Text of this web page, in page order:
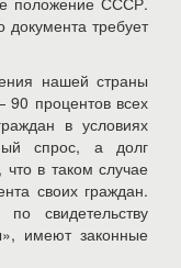
требует
нашей страны
процентов всех
в условиях
спрос, а долг
в таком случае
своих граждан.
свидетельству
имеют законные